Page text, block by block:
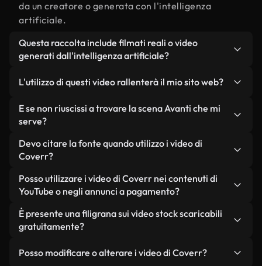
da un creatore o generata con l'intelligenza
artificiale.
Questa raccolta include filmati reali o video
generati dall'intelligenza artificiale?
da filmati reali, girati da persone, relativi a Avanti,
e da video generati dall'intelligenza artificiale.
Ogni video è chiaramente etichettato, così saprai
L'utilizzo di questi video rallenterà il mio sito web?
Non se scegli le nostre versioni ottimizzate.
Offriamo formati leggeri e pronti per il web,
mantengono alta la qualità, riducono al minimo i
tempi di caricamento e migliorano parametri
come LCP.
E se non riuscissi a trovare la scena Avanti che mi
serve?
Puoi crearne uno all'istante utilizzando Coverr AI
Studio. Ti basta descrivere la scena, ad esempio
secondi un video personalizzato in conformità con
i nostri standard di licenza.
Devo citare la fonte quando utilizzo i video di
Coverr?
Non è richiesto alcun riconoscimento dell'autore.
Tutti i video presenti nella nostra libreria sono
senza citare il creatore, sebbene sia sempre
gradito.
Posso utilizzare i video di Coverr nei contenuti di
YouTube o negli annunci a pagamento?
Sì. Tutti i filmati di Coverr possono essere utilizzati
in video monetizzati su YouTube, promozioni sui
condizione che non si rivendano o ridistribuiscano
È presente una filigrana sui video stock scaricabili
gratuitamente?
reali o generati dall'intelligenza artificiale, include
Posso modificare o alterare i video di Coverr?